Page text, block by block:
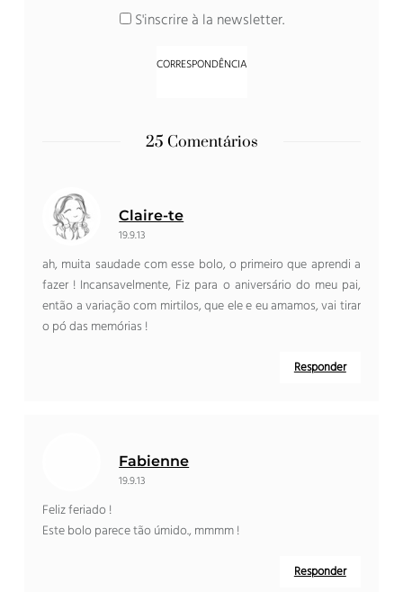
S'inscrire à la newsletter.
25 Comentários
Claire-te
19.9.13
ah, muita saudade com esse bolo, o primeiro que aprendi a
fazer ! Incansavelmente, Fiz para o aniversário do meu pai,
então a variação com mirtilos, que ele e eu amamos, vai tirar
o pó das memórias !
Responder
Fabienne
19.9.13
Feliz feriado !
Este bolo parece tão úmido., mmmm !
Responder